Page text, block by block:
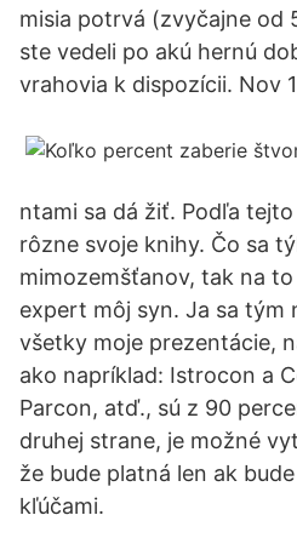
misia potrvá (zvyčajne od
ste vedeli po akú hernú
vrahovia k dispozícii. Nov
ntami sa dá žiť. Podľa
rôzne svoje knihy. Čo sa
mimozemšťanov, tak na
expert môj syn. Ja sa tým
všetky moje prezentácie,
ako napríklad: Istrocon a
Parcon, atď., sú z 90
druhej strane, je možné
že bude platná len ak
kľúčami.